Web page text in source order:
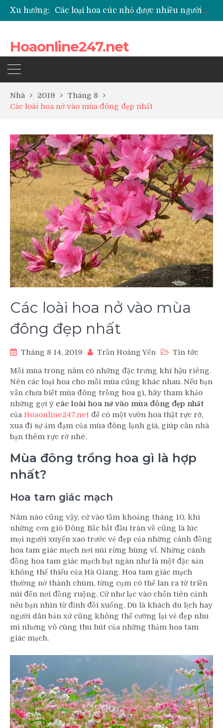
Xu hướng:
Các loại hoa cúc nhỏ được nhiều người yêu thích
Quốc hoa của Campuchia
Top 5 loài hoa phổ biến dùng để ướp trà
Hoaonline247.net
Nhà 2019
Tháng 8
Các loài hoa nở vào mùa đông đẹp nhất
Các loài hoa nở vào mùa
đông đẹp nhất
Tháng 8 14, 2019 Trần Hoàng Yến Tin tức
Mỗi mùa trong năm có những đặc trưng khí hậu riêng.
Nên các loại hoa cho mỗi mùa cũng khác nhau. Nếu bạn
vẫn chưa biết mùa đông trồng hoa gì, hãy tham khảo
những gợi ý các loài hoa nở vào mùa đông đẹp nhất
của Hoaonline247.net để có một vườn hoa thật rực rỡ,
xua đi sự ảm đạm của mùa đông lạnh giá, giúp căn nhà
bạn thêm rực rỡ nhé.
Mùa đông trồng hoa gì là hợp
nhất?
Hoa tam giác mạch
Năm nào cũng vậy, cứ vào tầm khoảng tháng 10, khi
những cơn gió Đông Bắc bắt đầu tràn về cũng là lúc
mọi người xuyến xao trước vẻ đẹp của những cánh đồng
hoa tam giác mạch nơi núi rừng hùng vĩ. Những cánh
đồng hoa tam giác mạch bạt ngàn như là một đặc sản
không thể thiếu của Hà Giang. Hoa tam giác mạch
thường nở thành chùm, từng cụm có thể lan ra từ triền
núi đến nơi đồng ruộng. Cứ như lạc vào chốn tiên cảnh
nếu bạn nhìn từ đỉnh đồi xuống. Dù là khách du lịch hay
người dân bản xứ cũng không thể cưỡng lại vẻ đẹp nhu
mì nhưng vô cùng thu hút của những thảm hoa tam
giác mạch.